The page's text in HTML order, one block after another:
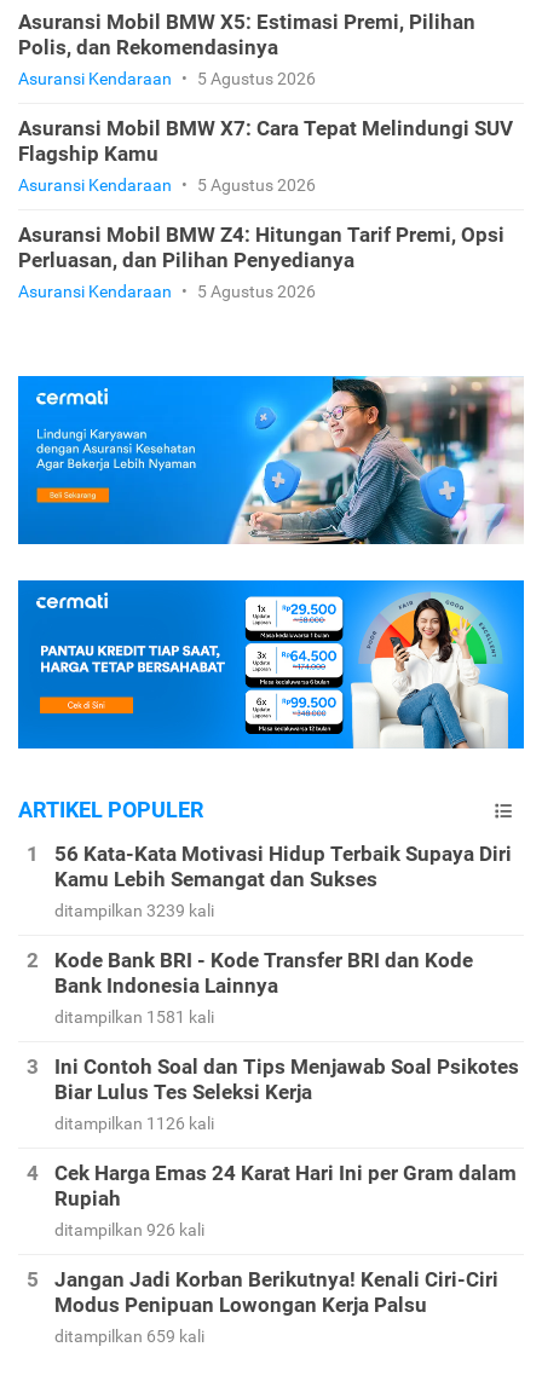
Asuransi Mobil BMW X5: Estimasi Premi, Pilihan
Polis, dan Rekomendasinya
Asuransi Kendaraan • 5 Agustus 2026
Asuransi Mobil BMW X7: Cara Tepat Melindungi SUV
Flagship Kamu
Asuransi Kendaraan • 5 Agustus 2026
Asuransi Mobil BMW Z4: Hitungan Tarif Premi, Opsi
Perluasan, dan Pilihan Penyedianya
Asuransi Kendaraan • 5 Agustus 2026
ARTIKEL POPULER
56 Kata-Kata Motivasi Hidup Terbaik Supaya Diri
Kamu Lebih Semangat dan Sukses
ditampilkan 3239 kali
Kode Bank BRI - Kode Transfer BRI dan Kode
Bank Indonesia Lainnya
ditampilkan 1581 kali
Ini Contoh Soal dan Tips Menjawab Soal Psikotes
Biar Lulus Tes Seleksi Kerja
ditampilkan 1126 kali
Cek Harga Emas 24 Karat Hari Ini per Gram dalam
Rupiah
ditampilkan 926 kali
Jangan Jadi Korban Berikutnya! Kenali Ciri-Ciri
Modus Penipuan Lowongan Kerja Palsu
ditampilkan 659 kali